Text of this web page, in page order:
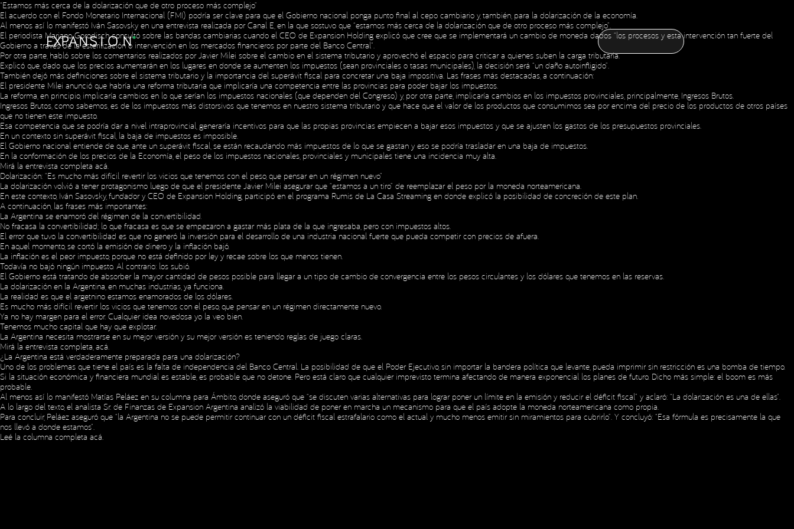
INICIO
INICIO
NOSOTROS
NOSOTROS
HOLDING
HOLDING
NOTICIAS
NOTICIAS
CONTÁCTANOS
ESPAÑOLENGLISH
“Estamos más cerca de la dolarización que de otro proceso más complejo”
El acuerdo con el Fondo Monetario Internacional (FMI) podría ser clave para que el Gobierno nacional ponga punto final al cepo cambiario y, también, para la dolarización de la economía.
Al menos así lo manifestó Iván Sasovsky en una entrevista realizada por Canal E, en la que sostuvo que “estamos más cerca de la dolarización que de otro proceso más complejo”.
El periodista Mariano Gorodisch consultó sobre las bandas cambiarias cuando el CEO de Expansion Holding explicó que cree que se implementará un cambio de moneda dados “los procesos y esta intervención tan fuerte del
Gobierno a través de la esterilización o intervención en los mercados financieros por parte del Banco Central”.
Por otra parte, habló sobre los comentarios realizados por Javier Milei sobre el cambio en el sistema tributario y aprovechó el espacio para criticar a quienes suben la carga tributaria.
Explicó que, dado que los precios aumentarán en los lugares en donde se aumenten los impuestos (sean provinciales o tasas municipales), la decisión será “un daño autoinfligido”.
También dejó más definiciones sobre el sistema tributario y la importancia del superávit fiscal para concretar una baja impositiva. Las frases más destacadas, a continuación:
El presidente Milei anunció que habría una reforma tributaria que implicaría una competencia entre las provincias para poder bajar los impuestos.
La reforma, en principio, implicaría cambios en lo que serían los impuestos nacionales (que dependen del Congreso) y, por otra parte, implicaría cambios en los impuestos provinciales, principalmente, Ingresos Brutos.
Ingresos Brutos, como sabemos, es de los impuestos más distorsivos que tenemos en nuestro sistema tributario y que hace que el valor de los productos que consumimos sea por encima del precio de los productos de otros países
que no tienen este impuesto.
Esa competencia que se podría dar a nivel intraprovincial, generaría incentivos para que las propias provincias empiecen a bajar esos impuestos y que se ajusten los gastos de los presupuestos provinciales.
En un contexto sin superávit fiscal, la baja de impuestos es imposible.
El Gobierno nacional entiende de que, ante un superávit fiscal, se están recaudando más impuestos de lo que se gastan y eso se podría trasladar en una baja de impuestos.
En la conformación de los precios de la Economía, el peso de los impuestos nacionales, provinciales y municipales tiene una incidencia muy alta.
Mirá la entrevista completa acá.
Dolarización: “Es mucho más difícil revertir los vicios que tenemos con el peso, que pensar en un régimen nuevo”
La dolarización volvió a tener protagonismo luego de que el presidente Javier Milei asegurar que “estamos a un tiro” de reemplazar el peso por la moneda norteamericana.
En este contexto, Iván Sasovsky, fundador y CEO de Expansion Holding, participó en el programa Rumis de La Casa Streaming en donde explicó la posibilidad de concreción de este plan.
A continuación, las frases más importantes:
La Argentina se enamoró del régimen de la convertibilidad.
No fracasa la convertibilidad; lo que fracasa es que se empezaron a gastar más plata de la que ingresaba, pero con impuestos altos.
El error que tuvo la convertibilidad es que no generó la inversión para el desarrollo de una industria nacional fuerte que pueda competir con precios de afuera.
En aquel momento, se cortó la emisión de dinero y la inflación bajó.
La inflación es el peor impuesto, porque no está definido por ley y recae sobre los que menos tienen.
Todavía no bajó ningún impuesto. Al contrario: los subió.
El Gobierno está tratando de absorber la mayor cantidad de pesos posible para llegar a un tipo de cambio de convergencia entre los pesos circulantes y los dólares que tenemos en las reservas.
La dolarización en la Argentina, en muchas industrias, ya funciona.
La realidad es que el argetnino estamos enamorados de los dólares.
Es mucho más difícil revertir los vicios que tenemos con el peso, que pensar en un régimen directamente nuevo.
Ya no hay margen para el error. Cualquier idea novedosa yo la veo bien.
Tenemos mucho capital que hay que explotar.
La Argentina necesita mostrarse en su mejor versión y su mejor versión es teniendo reglas de juego claras.
Mirá la entrevista completa, acá.
¿La Argentina está verdaderamente preparada para una dolarización?
Uno de los problemas que tiene el país es la falta de independencia del Banco Central. La posibilidad de que el Poder Ejecutivo, sin importar la bandera política que levante, pueda imprimir sin restricción es una bomba de tiempo.
Si la situación económica y financiera mundial es estable, es probable que no detone. Pero está claro que cualquier imprevisto termina afectando de manera exponencial los planes de futuro. Dicho más simple: el boom es más
probable.
Al menos así lo manifestó Matías Peláez en su columna para Ámbito, donde aseguró que “se discuten varias alternativas para lograr poner un límite en la emisión y reducir el déficit fiscal” y aclaró: “La dolarización es una de ellas”.
A lo largo del texto, el analista Sr. de Finanzas de Expansion Argentina analizó la viabilidad de poner en marcha un mecanismo para que el país adopte la moneda norteamericana como propia.
Para concluir, Peláez aseguró que “la Argentina no se puede permitir continuar con un déficit fiscal estrafalario como el actual y mucho menos emitir sin miramientos para cubrirlo”. Y concluyó: “Esa fórmula es precisamente la que
nos llevó a donde estamos”.
Leé la columna completa acá.
Copyright © 2023 Expansion.Todos los derechos reservados. Política de Privacidad Social Media